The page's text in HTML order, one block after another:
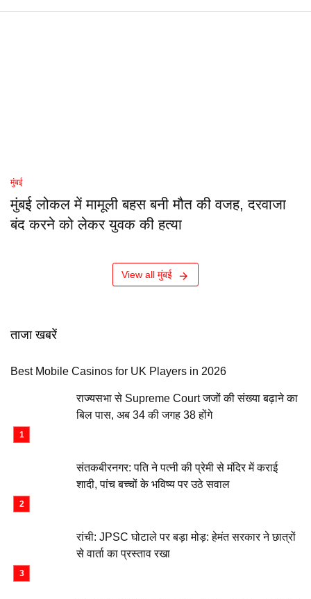
मुंबई
मुंबई लोकल में मामूली बहस बनी मौत की वजह, दरवाजा
बंद करने को लेकर युवक की हत्या
View all मुंबई
ताजा खबरें
Best Mobile Casinos for UK Players in 2026
राज्यसभा से Supreme Court जजों की संख्या बढ़ाने का
बिल पास, अब 34 की जगह 38 होंगे
संतकबीरनगर: पति ने पत्नी की प्रेमी से मंदिर में कराई
शादी, पांच बच्चों के भविष्य पर उठे सवाल
रांची: JPSC घोटाले पर बड़ा मोड़: हेमंत सरकार ने छात्रों
से वार्ता का प्रस्ताव रखा